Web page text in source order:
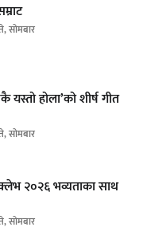
सोमबार
यस्तो होला’को शीर्ष गीत
सोमबार
२०२६ भव्यताका साथ
सोमबार